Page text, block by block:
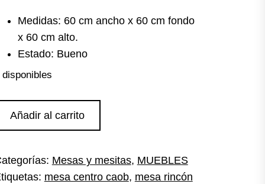
Medidas: 60 cm ancho x 60 cm fondo
x 60 cm alto.
Estado: Bueno
disponibles
Añadir al carrito
Mesas y mesitas, MUEBLES
mesa centro caob, mesa rincón